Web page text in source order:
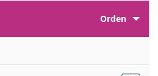
Orden